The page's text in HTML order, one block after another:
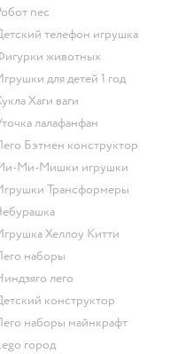
Робот пес
Детский телефон игрушка
Фигурки животных
Игрушки для детей 1 год
Кукла Хаги ваги
Уточка лалафанфан
Лего Бэтмен конструктор
Ми-Ми-Мишки игрушки
Игрушки Трансформеры
Чебурашка
Игрушка Хеллоу Китти
Лего наборы
Ниндзяго лего
Детский конструктор
Лего наборы майнкрафт
Lego город